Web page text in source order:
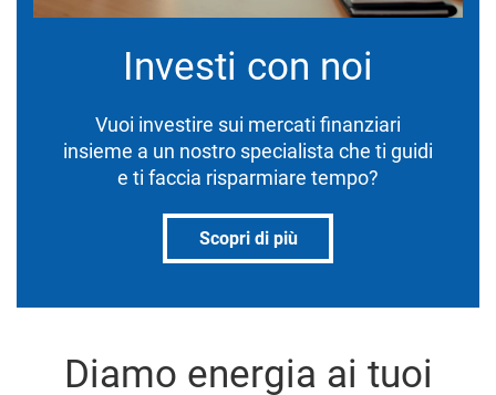
Investi con noi
Vuoi investire sui mercati finanziari
insieme a un nostro specialista che ti guidi
e ti faccia risparmiare tempo?
Scopri di più
Diamo energia ai tuoi